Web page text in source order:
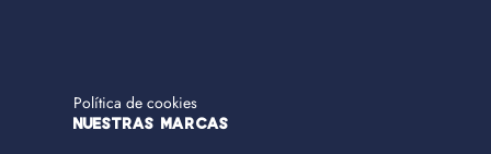
Política de cookies
NUESTRAS MARCAS